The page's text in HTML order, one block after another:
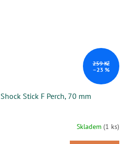
259 Kč
–23 %
Stick F Perch, 70 mm
Skladem (1 ks)